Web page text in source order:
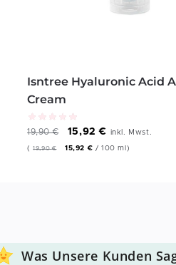
Isntree Hyaluronic Acid
Cream
19,90€ 15,92€ inkl. Mwst.
(19,90€ 15,92€ /100 ml )
Was Unsere Kunden